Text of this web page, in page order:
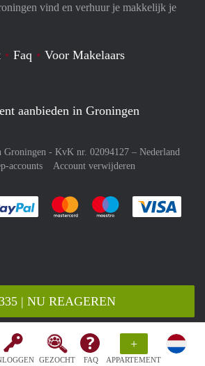
GEZOCHT FAQ
+
APPARTEMENT
| NU REAGEREN
vind en verhuur je makkelijk je
Faq
Voor Makelaars
aanbieden in Groningen
Groningen - KvK nr. 02094127 – Nederland
accounts Account verwijderen
Je rekent gemakkelijk af met Paypal
Je rekent gemakkelijk af met
Je rekent